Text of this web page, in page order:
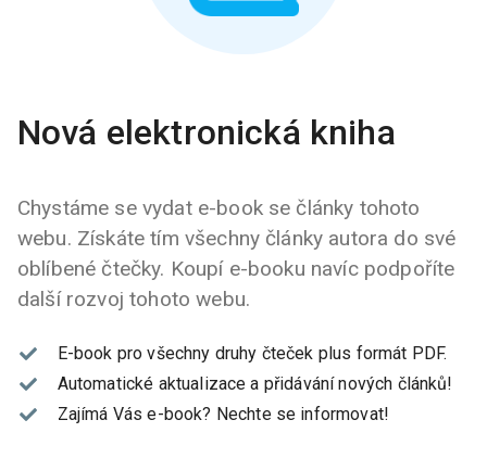
Nová elektronická kniha
Chystáme se vydat e-book se články tohoto
webu. Získáte tím všechny články autora do své
oblíbené čtečky. Koupí e-booku navíc podpoříte
další rozvoj tohoto webu.
E-book pro všechny druhy čteček plus formát PDF.
Automatické aktualizace a přidávání nových článků!
Zajímá Vás e-book? Nechte se informovat!